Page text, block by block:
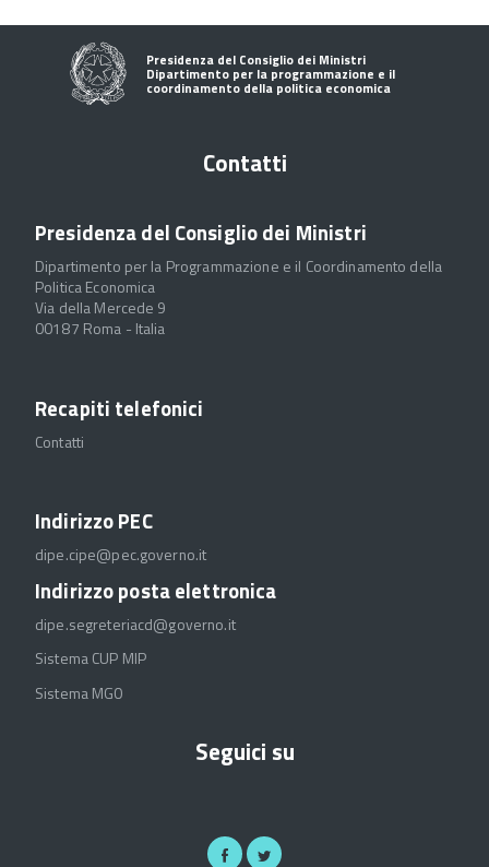
Presidenza del Consiglio dei Ministri
Dipartimento per la programmazione e il
coordinamento della politica economica
Contatti
Presidenza del Consiglio dei Ministri
Dipartimento per la Programmazione e il Coordinamento della
Politica Economica
Via della Mercede 9
00187 Roma - Italia
Recapiti telefonici
Contatti
Indirizzo PEC
dipe.cipe@pec.governo.it
Indirizzo posta elettronica
dipe.segreteriacd@governo.it
Sistema CUP MIP
Sistema MGO
Seguici su